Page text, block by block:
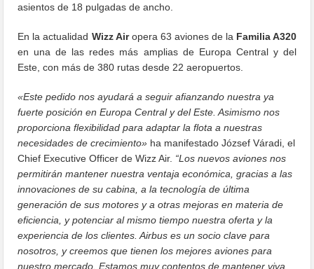
asientos de 18 pulgadas de ancho.
En la actualidad Wizz Airopera 63 aviones de la Familia A320
en una de las redes más amplias de Europa Central y del
Este, con más de 380 rutas desde 22 aeropuertos.
«Este pedido nos ayudará a seguir afianzando nuestra ya
fuerte posición en Europa Central y del Este. Asimismo nos
proporciona flexibilidad para adaptar la flota a nuestras
necesidades de crecimiento» ha manifestado József Váradi, el
Chief Executive Officer de Wizz Air. “Los nuevos aviones nos
permitirán mantener nuestra ventaja económica, gracias a las
innovaciones de su cabina, a la tecnología de última
generación de sus motores y a otras mejoras en materia de
eficiencia, y potenciar al mismo tiempo nuestra oferta y la
experiencia de los clientes. Airbus es un socio clave para
nosotros, y creemos que tienen los mejores aviones para
nuestro mercado. Estamos muy contentos de mantener viva